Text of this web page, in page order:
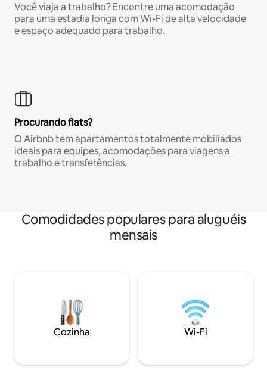
Você viaja a trabalho? Encontre uma acomodação
para uma estadia longa com Wi-Fi de alta velocidade
e espaço adequado para trabalho.
Procurando flats?
O Airbnb tem apartamentos totalmente mobiliados
ideais para equipes, acomodações para viagens a
trabalho e transferências.
Comodidades populares para aluguéis
mensais
Cozinha Wi-Fi